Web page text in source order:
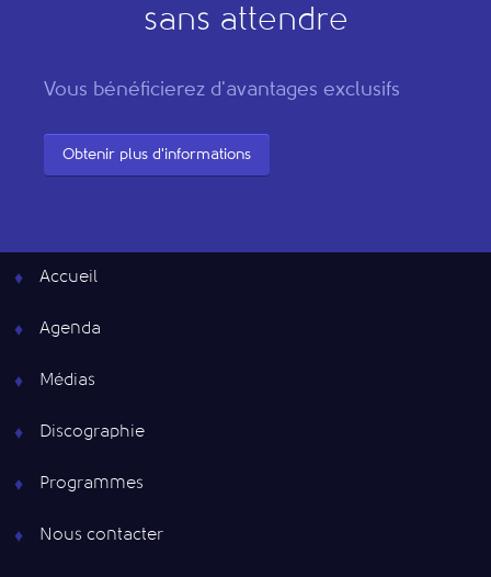
sans attendre
Vous bénéficierez d'avantages exclusifs
Obtenir plus d'informations
Accueil
Agenda
Médias
Discographie
Programmes
Nous contacter